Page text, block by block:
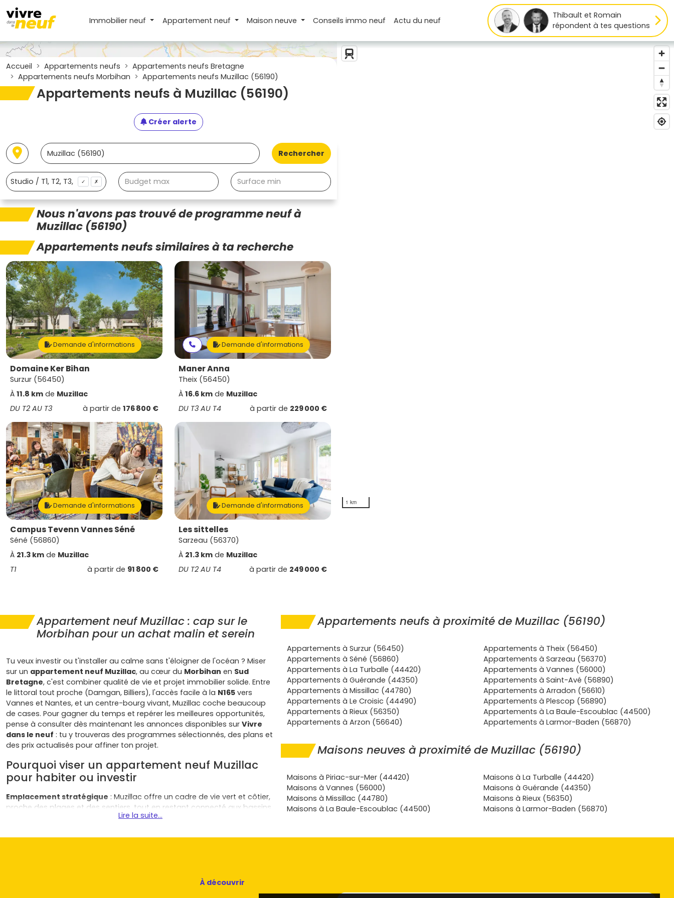
Immobilier neuf Appartement neuf Maison neuve Conseilsimmo neuf Actudu neuf
Thibault et Romain
répondent à tes questions
Accueil Appartements neufs
Appartements neufs Bretagne
Appartements neufs Morbihan
Appartements neufs Muzillac (56190)
Appartements neufs à Muzillac (56190)
Créer alerte
Rechercher
✓ ✗
Nous n'avons pas trouvé de programme neuf à
Muzillac (56190)
Appartements neufs similaires à ta recherche
Demande d'informations
Domaine Ker Bihan
Surzur (56450)
À 11.8 km de Muzillac
DU T2 AU T3
à partir de 176 800 €
Demande d'informations
Maner Anna
Theix (56450)
À 16.6 km de Muzillac
DU T3 AU T4
à partir de 229 000 €
Demande d'informations
Campus Tevenn Vannes Séné
Séné (56860)
À 21.3 km de Muzillac
T1
à partir de 91 800 €
Demande d'informations
Les sittelles
Sarzeau (56370)
À 21.3 km de Muzillac
DU T2 AU T4
à partir de 249 000 €
1 km
Appartement neuf Muzillac : cap sur le
Morbihan pour un achat malin et serein
Tu veux investir ou t'installer au calme sans t'éloigner de l'océan ? Miser
sur un appartement neuf Muzillac, au cœur du Morbihan en Sud
Bretagne, c'est combiner qualité de vie et projet immobilier solide. Entre
le littoral tout proche (Damgan, Billiers), l'accès facile à la N165 vers
Vannes et Nantes, et un centre-bourg vivant, Muzillac coche beaucoup
de cases. Pour gagner du temps et repérer les meilleures opportunités,
pense à consulter dès maintenant les annonces disponibles sur Vivre
dans le neuf : tu y trouveras des programmes sélectionnés, des plans et
des prix actualisés pour affiner ton projet.
Pourquoi viser un appartement neuf Muzillac
pour habiter ou investir
Emplacement stratégique : Muzillac offre un cadre de vie vert et côtier,
proche des plages et des sentiers, tout en restant connecté aux bassins
Questembert. Les programmes neufs se
Lire la suite...
Appartements neufs à proximité de Muzillac (56190)
Appartements à Surzur (56450)
Appartements à Theix (56450)
Appartements à Séné (56860)
Appartements à Sarzeau (56370)
Appartements à La Turballe (44420)
Appartements à Vannes (56000)
Appartements à Guérande (44350)
Appartements à Saint-Avé (56890)
Appartements à Missillac (44780)
Appartements à Arradon (56610)
Appartements à Le Croisic (44490)
Appartements à Plescop (56890)
Appartements à Rieux (56350)
Appartements à La Baule-Escoublac (44500)
Appartements à Arzon (56640)
Appartements à Larmor-Baden (56870)
Maisons neuves à proximité de Muzillac (56190)
Maisons à Piriac-sur-Mer (44420)
Maisons à La Turballe (44420)
Maisons à Vannes (56000)
Maisons à Guérande (44350)
Maisons à Missillac (44780)
Maisons à Rieux (56350)
Maisons à La Baule-Escoublac (44500)
Maisons à Larmor-Baden (56870)
À découvrir